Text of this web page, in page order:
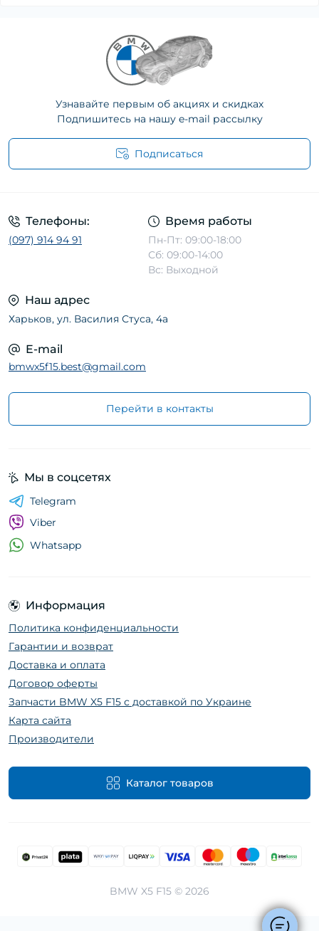
Узнавайте первым об акциях и скидках
Подпишитесь на нашу e-mail рассылку
Подписаться
Телефоны:
(097) 914 94 91
Время работы
Пн-Пт: 09:00-18:00
Сб: 09:00-14:00
Вс: Выходной
Наш адрес
Харьков, ул. Василия Стуса, 4а
E-mail
bmwx5f15.best@gmail.com
Перейти в контакты
Информация
Политика конфиденциальности
Гарантии и возврат
Доставка и оплата
Договор оферты
Запчасти BMW X5 F15 с доставкой по Украине
Карта сайта
Производители
Каталог товаров
Мы в соцсетях
Telegram
Viber
Whatsapp
BMW X5 F15 © 2026